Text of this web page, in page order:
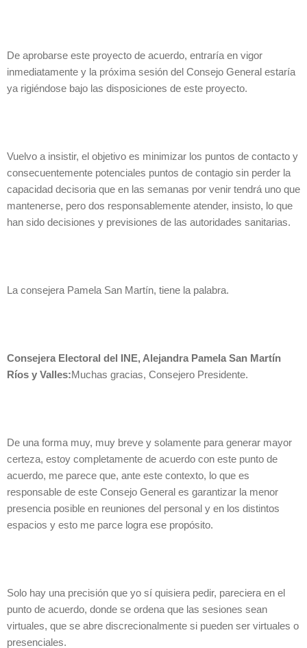
De aprobarse este proyecto de acuerdo, entraría en vigor
inmediatamente y la próxima sesión del Consejo General estaría
ya rigiéndose bajo las disposiciones de este proyecto.
Vuelvo a insistir, el objetivo es minimizar los puntos de contacto y
consecuentemente potenciales puntos de contagio sin perder la
capacidad decisoria que en las semanas por venir tendrá uno que
mantenerse, pero dos responsablemente atender, insisto, lo que
han sido decisiones y previsiones de las autoridades sanitarias.
La consejera Pamela San Martín, tiene la palabra.
Consejera Electoral del INE, Alejandra Pamela San Martín
Ríos y Valles:Muchas gracias, Consejero Presidente.
De una forma muy, muy breve y solamente para generar mayor
certeza, estoy completamente de acuerdo con este punto de
acuerdo, me parece que, ante este contexto, lo que es
responsable de este Consejo General es garantizar la menor
presencia posible en reuniones del personal y en los distintos
espacios y esto me parce logra ese propósito.
Solo hay una precisión que yo sí quisiera pedir, pareciera en el
punto de acuerdo, donde se ordena que las sesiones sean
virtuales, que se abre discrecionalmente si pueden ser virtuales o
presenciales.